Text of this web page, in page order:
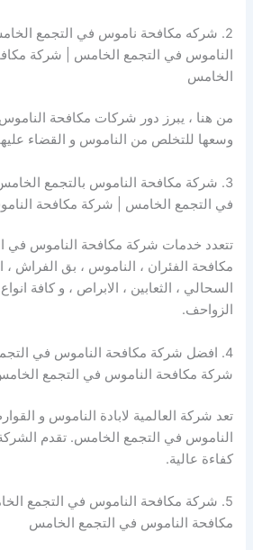
2. شركه مكافحة ناموس في التجمع
الناموس في التجمع الخامس | شركة
الخامس
من هنا ، يبرز دور شركات مكافحة
وسعها للتخلص من الناموس و القضاء
3. شركة مكافحة الناموس بالتجمع
في التجمع الخامس | شركة مكافحة
تتعدد خدمات شركة مكافحة الناموس في
مكافحة الفئران ، الناموس ، بق الفراش ،
السحالي ، الثعابين ، الابراص ، و كافة
الزواحف.
4. افضل شركة مكافحة الناموس في
شركة مكافحة الناموس في التجمع
تعد شركة العالمية لابادة الناموس و
الناموس في التجمع الخامس. تقدم
كفاءة عالية.
5. شركة مكافحة الناموس في التجمع
مكافحة الناموس في التجمع الخامس